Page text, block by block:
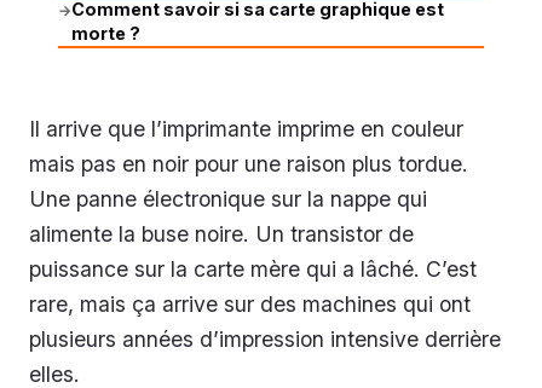
→Comment savoir si sa carte graphique est
morte ?
Il arrive que l’imprimante imprime en couleur
mais pas en noir pour une raison plus tordue.
Une panne électronique sur la nappe qui
alimente la buse noire. Un transistor de
puissance sur la carte mère qui a lâché. C’est
rare, mais ça arrive sur des machines qui ont
plusieurs années d’impression intensive derrière
elles.